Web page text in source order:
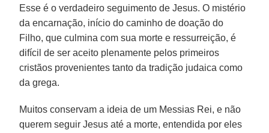
Esse é o verdadeiro seguimento de Jesus. O mistério
da encarnação, início do caminho de doação do
Filho, que culmina com sua morte e ressurreição, é
difícil de ser aceito plenamente pelos primeiros
cristãos provenientes tanto da tradição judaica como
da grega.
Muitos conservam a ideia de um Messias Rei, e não
querem seguir Jesus até a morte, entendida por eles